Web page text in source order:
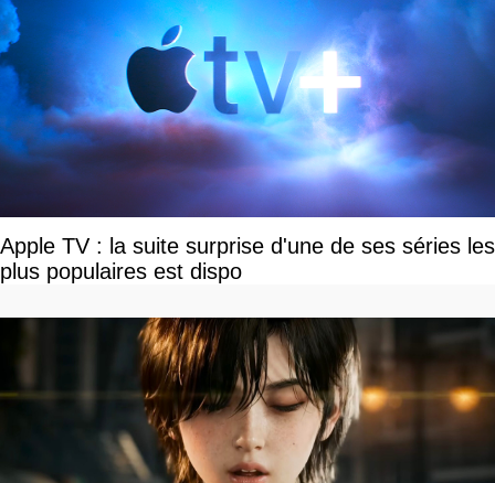
Apple TV : la suite surprise d'une de ses séries les
plus populaires est dispo